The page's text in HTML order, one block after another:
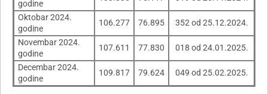
godine
Oktobar 2024.
godine
106.277 76.895 352 od 25.12.2024.
Novembar 2024.
godine
107.611 77.830 018 od 24.01.2025.
Decembar 2024.
godine
109.817 79.624 049 od 25.02.2025.